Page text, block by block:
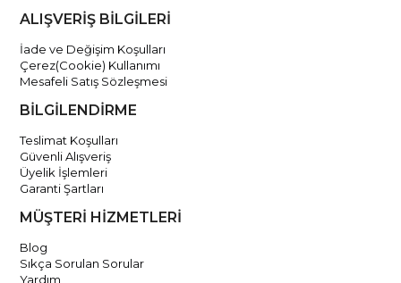
ALIŞVERİŞ BİLGİLERİ
İade ve Değişim Koşulları
Çerez(Cookie) Kullanımı
Mesafeli Satış Sözleşmesi
BİLGİLENDİRME
Teslimat Koşulları
Güvenli Alışveriş
Üyelik İşlemleri
Garanti Şartları
MÜŞTERİ HİZMETLERİ
Blog
Sıkça Sorulan Sorular
Yardım